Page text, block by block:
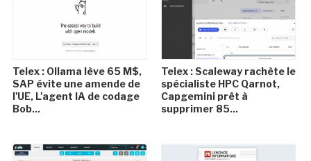
Telex : Ollama lève 65 M$,
SAP évite une amende de
l'UE, L'agent IA de codage
Bob...
Telex : Scaleway rachète le
spécialiste HPC Qarnot,
Capgemini prêt à
supprimer 85...